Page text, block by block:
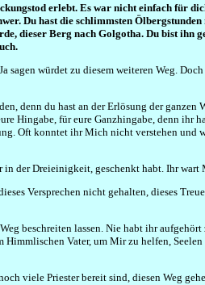
erlebt. Es war nicht einfach für
Du hast die schlimmsten
dieser Berg nach Golgotha. Du bist ihn
würdet zu diesem weiteren Weg.
denn du hast an der Erlösung der ganzen
Hingabe, für eure Ganzhingabe, denn ihr
Oft konntet ihr Mich nicht verstehen und
der Dreieinigkeit, geschenkt habt. Ihr wart
Versprechen nicht gehalten, dieses
beschreiten lassen. Nie habt ihr
Vater, um Mir zu helfen, Seelen
viele Priester bereit sind, diesen Weg